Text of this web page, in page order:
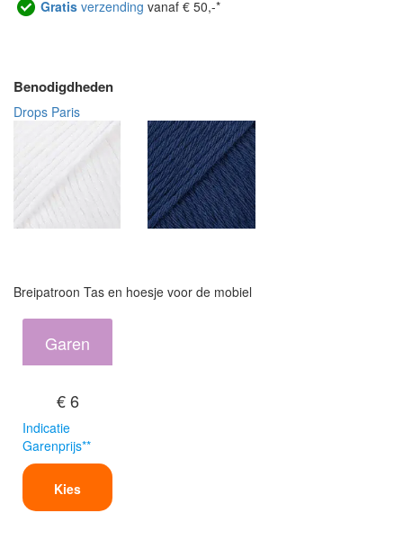
Gratis verzending vanaf € 50,-*
Benodigdheden
Drops Paris
Breipatroon Tas en hoesje voor de mobiel
Garen
€ 6
Indicatie
Garenprijs**
Kies